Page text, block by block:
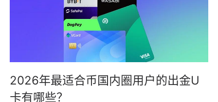
2026年最适合币国内圈用户的出金U
卡有哪些？